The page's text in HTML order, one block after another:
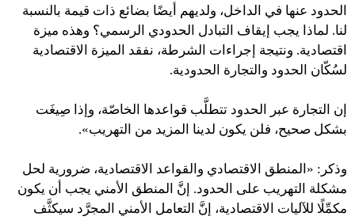
الحدود عنها في الداخل، ولديهم أيضًا بضائع ذات قيمة بالنسبة
لنا. لماذا يجب إيقاف التبادل الحدودي الرسمي؟ وهذه ميزة
اقتصادية. ونتيجة إجراءات الشرطة، نفقد الميزة الاقتصادية
لسُكّان الحدود والتجارة الحدودية.
إن التجارة عبر الحدود تتطلَّب قواعدها الخاصّة، وإذا صِيغَت
بشكل صحيح، فلن يكون لدينا المزيد من التهريب».
وذكر: «المنطق الاقتصادي والقواعد الاقتصادية، ضرورية لحل
مشكلة التهريب على الحدود. إنَّ المنطق الأمني ​​يجب أن يكون
مكمِّلًا للآليات الاقتصادية، إنَّ التعامل الأمني ​​المجرَّد سيكثَّف